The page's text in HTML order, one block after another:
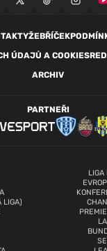
ŽEBŘÍČEK
ÚDAJŮ A COOKIES
ARCHIV
LIGA)
LIGA
PARTNEŘI